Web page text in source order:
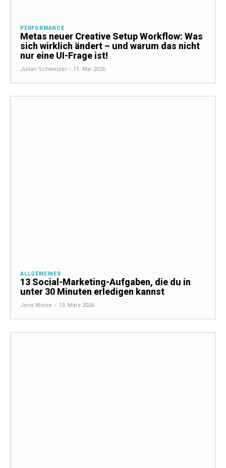
PERFORMANCE
Metas neuer Creative Setup Workflow: Was
sich wirklich ändert – und warum das nicht
nur eine UI-Frage ist!
Julian Schweizer - 11. Mai 2026
ALLGEMEINES
13 Social-Marketing-Aufgaben, die du in
unter 30 Minuten erledigen kannst
Jens Wiese - 13. März 2026